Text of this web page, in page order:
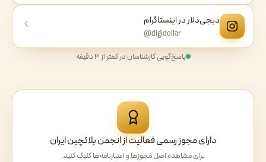
دیجی‌دلار در اینستاگرام
@digidollar
پاسخ‌گویی کارشناسان در کمتر از ۳ دقیقه
دارای مجوز رسمی فعالیت از انجمن بلاکچین ایران
برای مشاهده اصل مجوزها و اعتبارنامه‌ها کلیک کنید.